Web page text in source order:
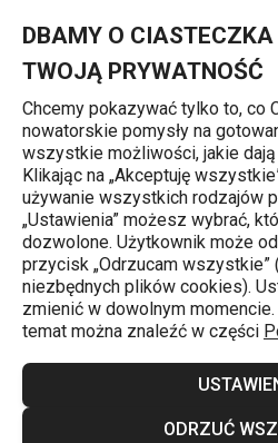
DBAMY O CIASTECZKA
TWOJĄ PRYWATNOŚĆ
Chcemy pokazywać tylko to, co
nowatorskie pomysły na
wszystkie możliwości, jakie
Klikając na „Akceptuję
używanie wszystkich rodzajów
„Ustawienia” możesz wybrać,
dozwolone. Użytkownik może
przycisk „Odrzucam wszystkie”
niezbędnych plików cookies).
zmienić w dowolnym
temat można znaleźć w części
ODRZUĆ
Przygotowanie makaronu
Maszynka do